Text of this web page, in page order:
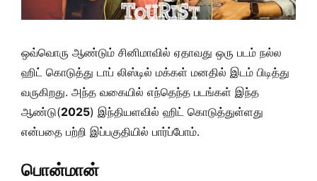
ஒவ்வொரு ஆண்டும் சினிமாவில் ஏதாவது ஒரு படம் நல்ல
ஹிட் கொடுத்து டாப் லிஸ்டில் மக்கள் மனதில் இடம் பிடித்து
வருகிறது. அந்த வகையில் எந்தெந்த படங்கள் இந்த
ஆண்டு(2025) இந்தியளவில் ஹிட் கொடுத்துள்ளது
என்பதை பற்றி இப்பகுதியில் பார்ப்போம்.
பொன்மான்